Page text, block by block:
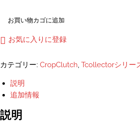
た
ッ
ー
ト
ー
ト
お買い物カゴに追加
お気に入りに登録
カテゴリー: CropClutch, Tcollectorシリー
説明
追加情報
説明